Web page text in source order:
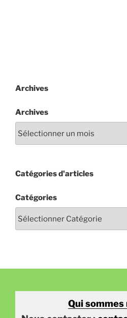
Archives
Archives
Catégories d'articles
Catégories
Qui sommes